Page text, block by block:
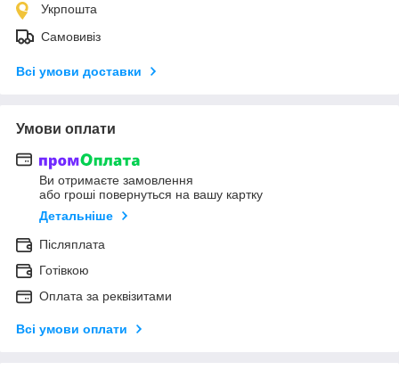
Укрпошта
Самовивіз
Всі умови доставки
Умови оплати
Ви отримаєте замовлення
або гроші повернуться на вашу картку
Детальніше
Післяплата
Готівкою
Оплата за реквізитами
Всі умови оплати